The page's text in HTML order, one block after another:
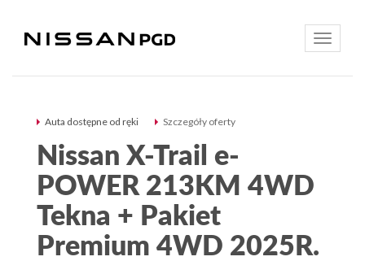
Toggle
Auta dostępne od ręki Szczegóły oferty
Nissan X-Trail e-
POWER 213KM 4WD
Tekna + Pakiet
Premium 4WD 2025R.